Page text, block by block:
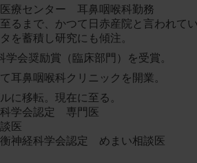
医療センター 耳鼻咽喉科勤務
るまで、かつて日赤産院と言われて
を蓄積し研究にも傾注。
学会奨励賞（臨床部門）を受賞。
耳鼻咽喉科クリニックを開業。
に移転。現在に至る。
科学会認定 専門医
医
衡神経科学会認定 めまい相談医